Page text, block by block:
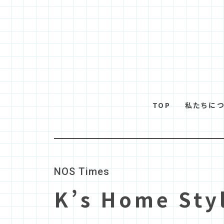
TOP 私たちに
NOS Times
K’s Home